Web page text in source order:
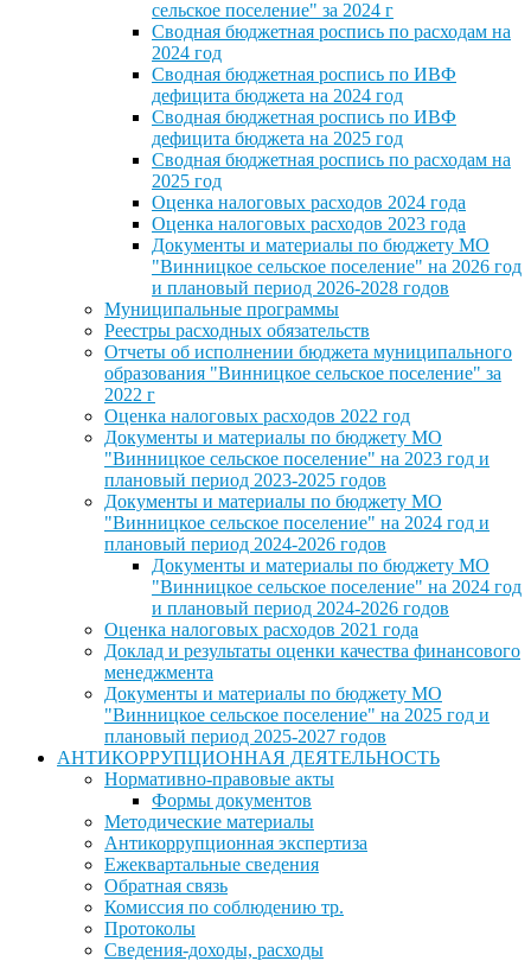
сельское поселение" за 2024 г
Сводная бюджетная роспись по расходам на
2024 год
Сводная бюджетная роспись по ИВФ
дефицита бюджета на 2024 год
Сводная бюджетная роспись по ИВФ
дефицита бюджета на 2025 год
Сводная бюджетная роспись по расходам на
2025 год
Оценка налоговых расходов 2024 года
Оценка налоговых расходов 2023 года
Документы и материалы по бюджету МО
"Винницкое сельское поселение" на 2026 год
и плановый период 2026-2028 годов
Муниципальные программы
Реестры расходных обязательств
Отчеты об исполнении бюджета муниципального
образования "Винницкое сельское поселение" за
2022 г
Оценка налоговых расходов 2022 год
Документы и материалы по бюджету МО
"Винницкое сельское поселение" на 2023 год и
плановый период 2023-2025 годов
Документы и материалы по бюджету МО
"Винницкое сельское поселение" на 2024 год и
плановый период 2024-2026 годов
Документы и материалы по бюджету МО
"Винницкое сельское поселение" на 2024 год
и плановый период 2024-2026 годов
Оценка налоговых расходов 2021 года
Доклад и результаты оценки качества финансового
менеджмента
Документы и материалы по бюджету МО
"Винницкое сельское поселение" на 2025 год и
плановый период 2025-2027 годов
АНТИКОРРУПЦИОННАЯ ДЕЯТЕЛЬНОСТЬ
Нормативно-правовые акты
Формы документов
Методические материалы
Антикоррупционная экспертиза
Ежеквартальные сведения
Обратная связь
Комиссия по соблюдению тр.
Протоколы
Сведения-доходы, расходы